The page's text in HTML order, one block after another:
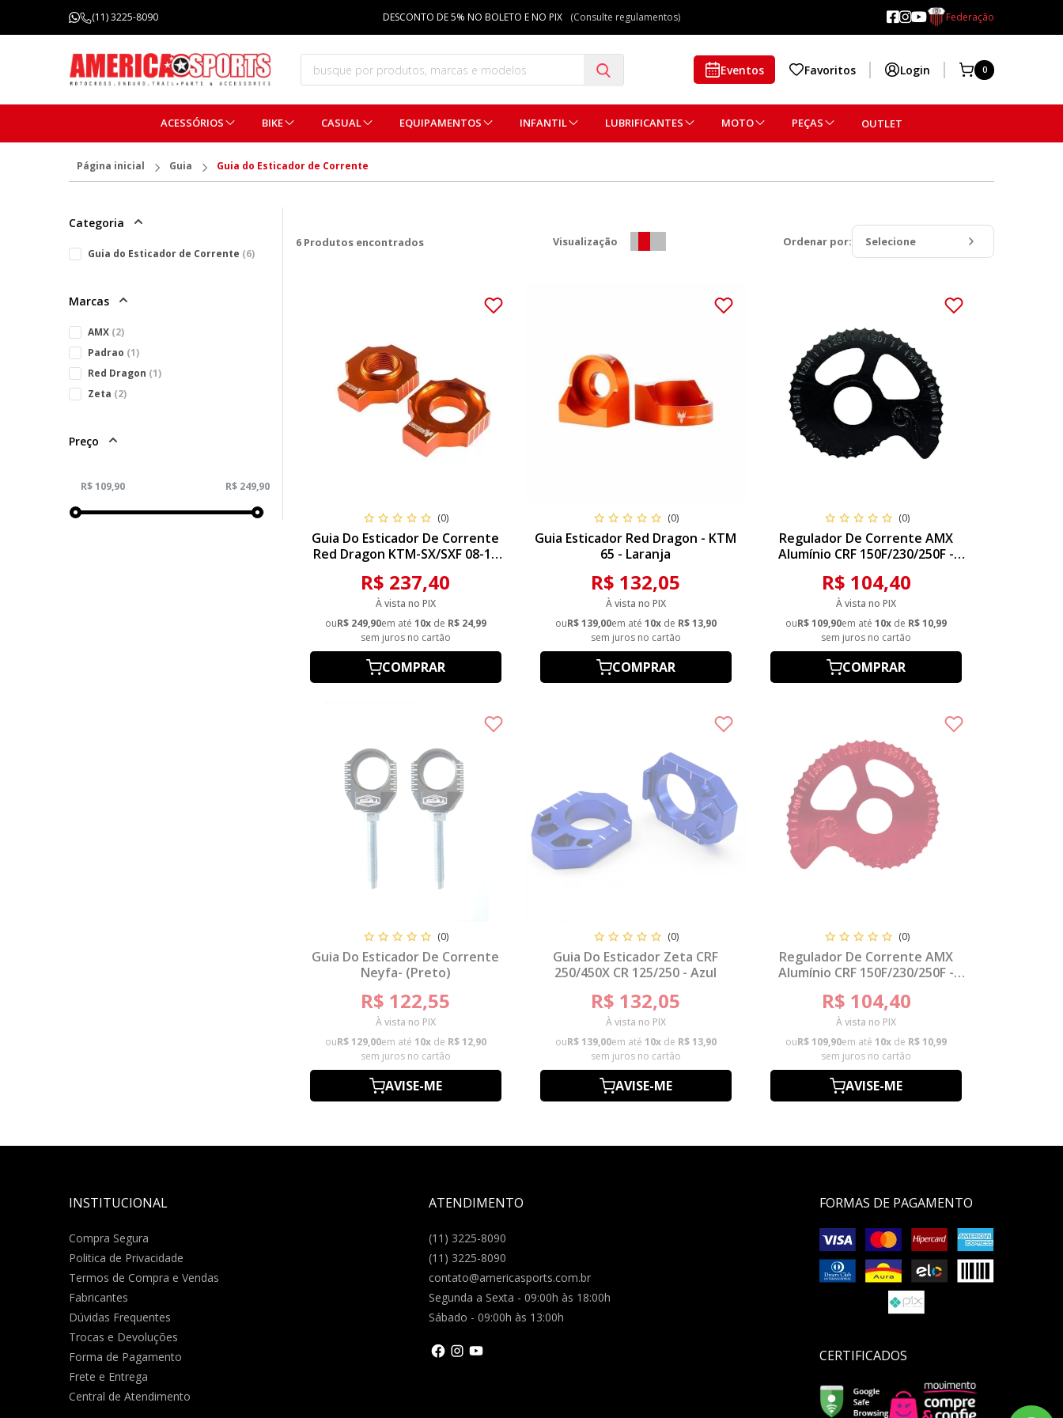
(11) 3225-8090
FRETE GRÁTIS ACIMA DE R$ 299,99 DESCONTO DE 5% NO BOLETO E NO PIX (Consulte regulamentos) Federação
Eventos Favoritos Login 0
ACESSÓRIOS BIKE CASUAL EQUIPAMENTOS INFANTIL LUBRIFICANTES MOTO PEÇAS OUTLET
Página inicial Guia Guia do Esticador de Corrente
Categoria
Guia do Esticador de Corrente (6)
Marcas
AMX (2)
Padrao (1)
Red Dragon (1)
Zeta (2)
Preço
6Produtos encontrados Visualização Ordenar por: Selecione
(0)
Guia Do Esticador De Corrente
Red Dragon KTM-SX/SXF 08-12
R$ 237,40
À vista no PIX
ouR$ 249,90em até 10xde R$ 24,99
sem juros no cartão
COMPRAR
(0)
Guia Esticador Red Dragon - KTM
65 - Laranja
R$ 132,05
À vista no PIX
ouR$ 139,00em até 10xde R$ 13,90
sem juros no cartão
COMPRAR
(0)
Regulador De Corrente AMX
Alumínio CRF 150F/230/250F -
R$ 104,40
À vista no PIX
ouR$ 109,90em até10x de R$ 10,99
sem juros no cartão
COMPRAR
(0)
Guia Do Esticador De Corrente
Neyfa- (Preto)
R$ 122,55
À vista no PIX
ouR$ 129,00em até 10xde R$ 12,90
sem juros no cartão
AVISE-ME
(0)
Guia Do Esticador Zeta CRF
250/450X CR 125/250 - Azul
R$ 132,05
À vista no PIX
ouR$ 139,00em até 10xde R$ 13,90
sem juros no cartão
AVISE-ME
(0)
Regulador De Corrente AMX
Alumínio CRF 150F/230/250F -
R$ 104,40
À vista no PIX
ouR$ 109,90em até 10x de R$ 10,99
sem juros no cartão
AVISE-ME
INSTITUCIONAL
Compra Segura
Politica de Privacidade
Termos de Compra e Vendas
Fabricantes
Dúvidas Frequentes
Trocas e Devoluções
Forma de Pagamento
Frete e Entrega
Central de Atendimento
ATENDIMENTO
(11) 3225-8090
(11) 3225-8090
contato@americasports.com.br
Segunda a Sexta - 09:00h às 18:00h
Sábado - 09:00h às 13:00h
FORMAS DE PAGAMENTO
CERTIFICADOS